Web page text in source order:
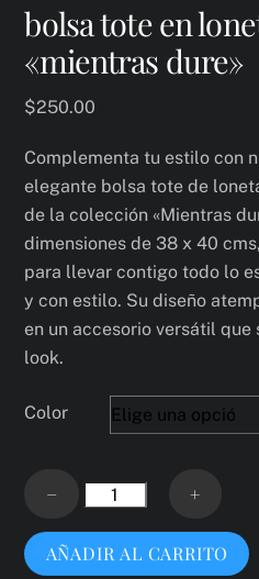
bolsa tote en
«mientras dure»
$250.00
Complementa tu estilo con
elegante bolsa tote de
de la colección «Mientras
dimensiones de 38 x 40
para llevar contigo todo lo
y con estilo. Su diseño
en un accesorio versátil
look.
Color
−
bolsa
tote
en
loneta
+
AÑADIR AL CARRITO